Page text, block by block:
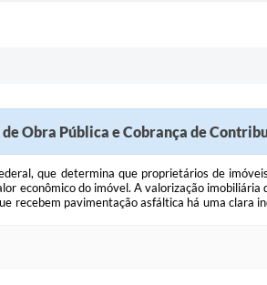
Obra Pública e Cobrança de
que determina que proprietários de
econômico do imóvel. A valorização
recebem pavimentação asfáltica há uma clara